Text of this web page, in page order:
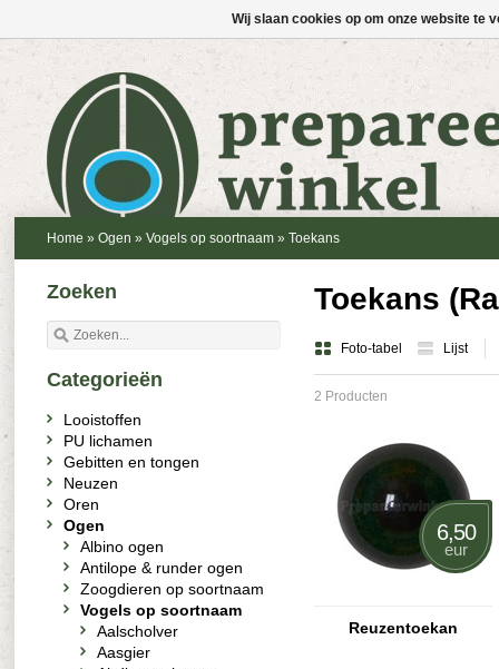
Home » Ogen » Vogels op soortnaam » Toekans
Toekans
Foto-tabel Lijst
2 Producten
6,50
eur
Reuzentoekan
Zoeken
Categorieën
Looistoffen
PU lichamen
Gebitten en tongen
Neuzen
Oren
Ogen
Albino ogen
Antilope & runder ogen
Zoogdieren op soortnaam
Vogels op soortnaam
Aalscholver
Aasgier
Wij slaan cookies op om onze website te